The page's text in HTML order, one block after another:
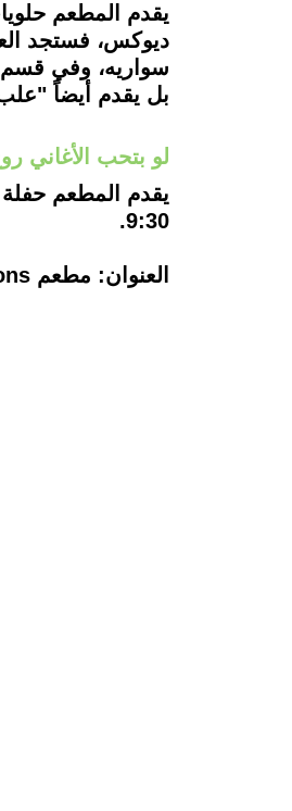
ديوكس، فستجد
سواريه، وفي قسم
بل يقدم أيضاً
لو بتحب الأغاني
9:30.
العنوان: مطعم Two Spoons موجود في Cloud 9 Mall التجمع الأول.